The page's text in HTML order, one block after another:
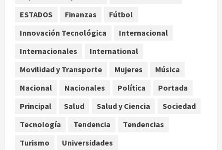
4
España impone controles
fronterizos a viajeros de Italia por
agosto 8, 2026
influencer que documentó su lucha
contra el cáncer
ESTADOS
Finanzas
Fútbol
Innovación Tecnológica
Internacional
Internacionales
International
Movilidad y Transporte
Mujeres
Música
Nacional
Nacionales Política
Portada
Principal
Salud Salud y Ciencia
Sociedad
Tecnología
Tendencia
Tendencias
Turismo
Universidades